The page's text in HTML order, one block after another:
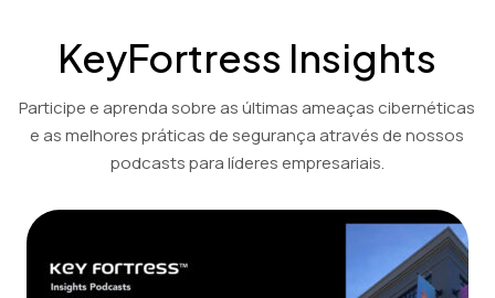
KeyFortress Insights
Participe e aprenda sobre as últimas ameaças cibernéticas
e as melhores práticas de segurança através de nossos
podcasts para líderes empresariais.